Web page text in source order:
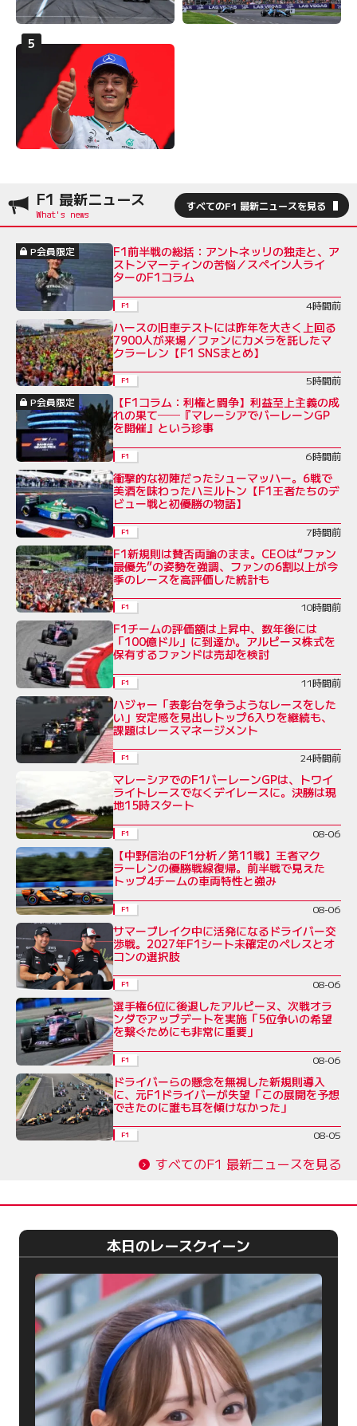
F1 最新ニュース すべてのF1 最新ニュースを見る
P会員限定
F1前半戦の総括：アントネッリの独走と、ア
ストンマーティンの苦悩／スペイン人ライ
ターのF1コラム
F1 4時間前
ハースの旧車テストには昨年を大きく上回る
7900人が来場／ファンにカメラを託したマ
クラーレン【F1 SNSまとめ】
F1
5時間前
P会員限定
【F1コラム：利権と闘争】利益至上主義の成
れの果て──『マレーシアでバーレーンGP
を開催』という珍事
F1 6時間前
衝撃的な初陣だったシューマッハー。6戦で
美酒を味わったハミルトン【F1王者たちのデ
ビュー戦と初優勝の物語】
F1 7時間前
F1新規則は賛否両論のまま。CEOは“ファン
最優先”の姿勢を強調、ファンの6割以上が今
季のレースを高評価した統計も
F1 10時間前
F1チームの評価額は上昇中、数年後には
「100億ドル」に到達か。アルピーヌ株式を
保有するファンドは売却を検討
F1 11時間前
ハジャー「表彰台を争うようなレースをした
い」安定感を見出しトップ6入りを継続も、
課題はレースマネージメント
F1 24時間前
マレーシアでのF1バーレーンGPは、トワイ
ライトレースでなくデイレースに。決勝は現
地15時スタート
F1 08-06
【中野信治のF1分析／第11戦】王者マク
ラーレンの優勝戦線復帰。前半戦で見えた
トップ4チームの車両特性と強み
F1 08-06
サマーブレイク中に活発になるドライバー交
渉戦。2027年F1シート未確定のペレスとオ
コンの選択肢
F1 08-06
選手権6位に後退したアルピーヌ、次戦オラ
ンダでアップデートを実施「5位争いの希望
を繋ぐためにも非常に重要」
F1 08-06
ドライバーらの懸念を無視した新規則導入
に、元F1ドライバーが失望「この展開を予想
できたのに誰も耳を傾けなかった」
F1 08-05
すべてのF1 最新ニュースを見る
本日のレースクイーン